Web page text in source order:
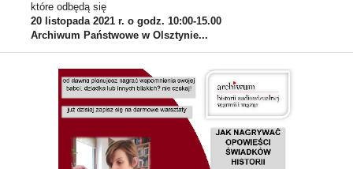
które odbędą się
20 listopada 2021 r. o godz. 10:00-15.00
Archiwum Państwowe w Olsztynie...